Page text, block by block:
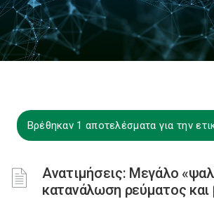
Βρέθηκαν 1 αποτελέσματα για την
Ανατιμήσεις: Μεγάλο
κατανάλωση ρεύματος και